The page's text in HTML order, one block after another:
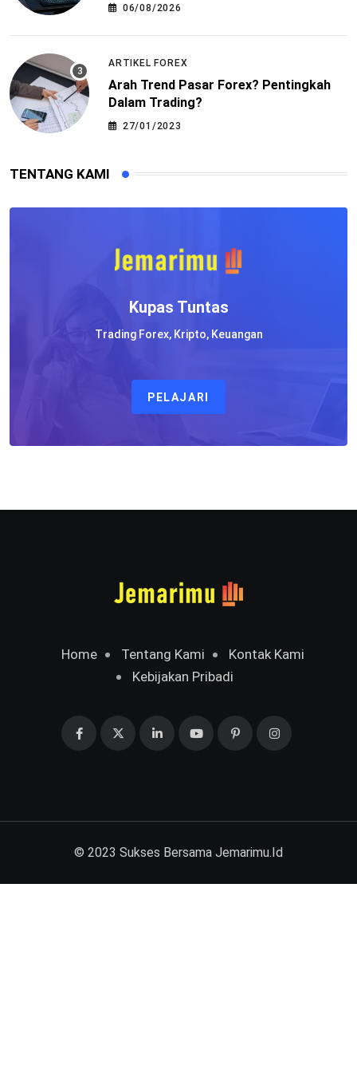
06/08/2026
ARTIKEL FOREX
Arah Trend Pasar Forex? Pentingkah
Dalam Trading?
27/01/2023
TENTANG KAMI
Kupas Tuntas
Trading Forex, Kripto, Keuangan
PELAJARI
Home Tentang Kami
Kontak Kami
Kebijakan Pribadi
© 2023 Sukses Bersama Jemarimu.Id